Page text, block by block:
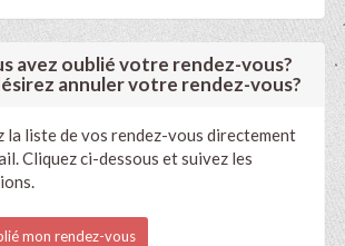
avez oublié votre rendez-vous?
annuler votre rendez-vous?
la liste de vos rendez-vous directement
Cliquez ci-dessous et suivez les
mon rendez-vous